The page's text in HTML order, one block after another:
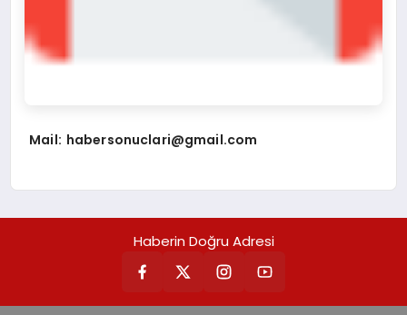
Mail: habersonuclari@gmail.com
Haberin Doğru Adresi